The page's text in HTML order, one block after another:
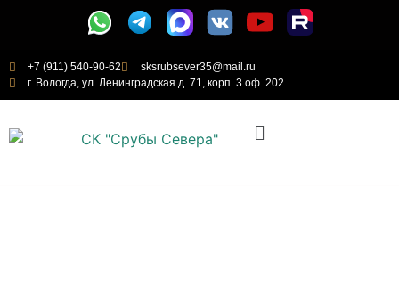
+7 (911) 540-90-62
sksrubsever35@mail.ru
г. Вологда, ул. Ленинградская д. 71, корп. 3 оф. 202